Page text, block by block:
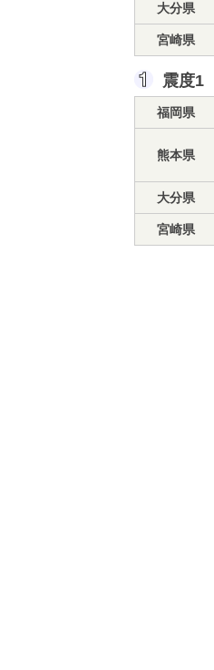
大分県
宮崎県
震度1
福岡県
熊本県
大分県
宮崎県